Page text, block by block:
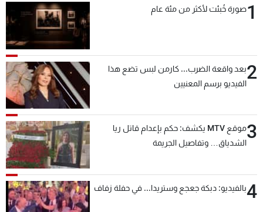
1صورة خُبئت لأكثر من مئة عام
2بعد واقعة الضرب... كارمن لبس تضع هذا
الفيديو برسم المعنيين
3
موقع MTV يكشف: حكم بإعدام قاتل ريا
الشدياق… وتفاصيل الجريمة
4بالفيديو: دبكة جعجع وستريدا... في حفلة زفاف